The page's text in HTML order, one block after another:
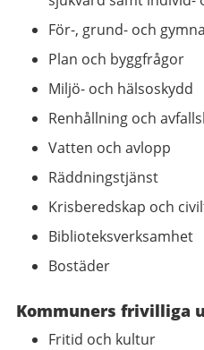
För-, grund- och
Plan och byggfrågor
Miljö- och hälsoskydd
Renhållning och
Vatten och avlopp
Räddningstjänst
Krisberedskap och
Biblioteksverksamhet
Bostäder
Kommuners frivilliga
Fritid och kultur